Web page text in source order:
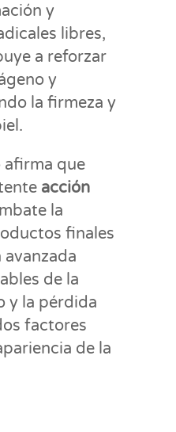
y
libres,
a reforzar
y
la firmeza y
afirma que
acción
la
finales
de la
y la pérdida
factores
de la